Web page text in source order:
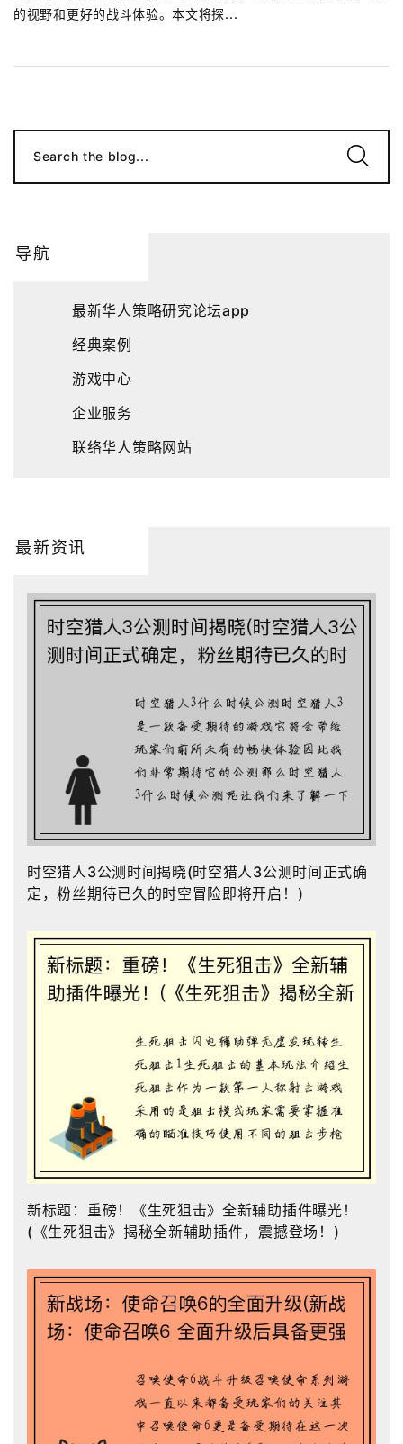
的视野和更好的战斗体验。本文将探...
Search the blog...
导航
最新华人策略研究论坛app
经典案例
游戏中心
企业服务
联络华人策略网站
最新资讯
时空猎人3公测时间揭晓(时空猎人3公测时间正式确
定，粉丝期待已久的时空冒险即将开启！)
新标题：重磅！《生死狙击》全新辅助插件曝光！
(《生死狙击》揭秘全新辅助插件，震撼登场！)